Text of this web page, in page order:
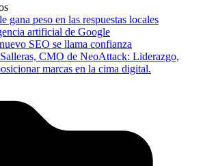
gana peso en las respuestas locales
artificial de Google
SEO se llama confianza
CMO de NeoAttack: Liderazgo,
marcas en la cima digital.